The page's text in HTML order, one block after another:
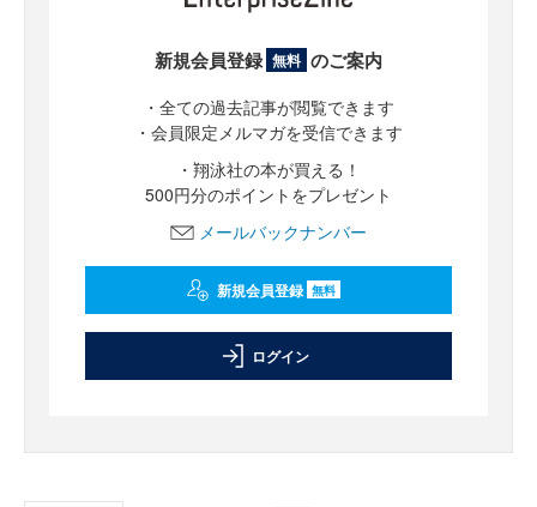
新規会員登録 無料 のご案内
・全ての過去記事が閲覧できます
・会員限定メルマガを受信できます
・翔泳社の本が買える！
500円分のポイントをプレゼント
メールバックナンバー
新規会員登録 無料
ログイン